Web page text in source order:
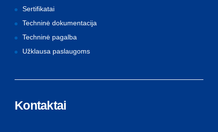
Sertifikatai
Techninė dokumentacija
Techninė pagalba
Užklausa paslaugoms
Kontaktai